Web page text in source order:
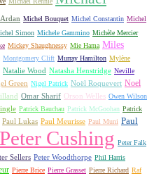
Michel Bouquet Michel Constantin Michel
Simon Michele Gammino Michèle Mercier
Mickey Shaughnessy Mie Hama Miles
Montgomery Clift Murray Hamilton Mylène
Natalie Wood Natasha Henstridge Neville
Green Nigel Patrick Noël Roquevert Noel
Omar Sharif Orson Welles Owen Wilson
Patrick Bauchau Patrick McGoohan Patrick
Paul Lukas Paul Meurisse Paul Muni Paul
Peter Cushing Peter Falk
Sellers Peter Woodthorpe Phil Harris
Pierre Brice Pierre Grasset Pierre Richard Raf